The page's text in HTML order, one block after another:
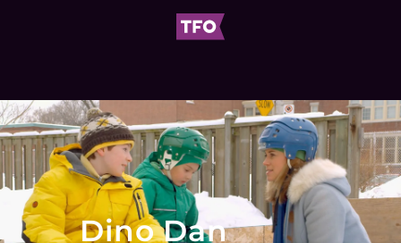
Dino Dan